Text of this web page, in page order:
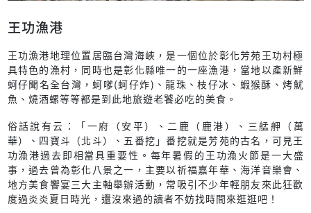
王功漁港
王功漁港地理位置居臨台灣海峽，是一個位於彰化芳苑王功村極
具特色的漁村，同時也是彰化縣唯一的一座漁港，當地以產新鮮
蚵仔聞名全台灣，蚵嗲(蚵仔炸)、龍珠、枝仔冰、蝦猴酥、烤魷
魚、燒酒螺等等都是到此地旅遊老饕必吃的美食。
俗話說有云：「一府（安平）、二鹿（鹿港）、三艋舺（萬
華）、四寶斗（北斗）、五番挖」番挖就是芳苑的古名，可見王
功漁港過去即相當具重要性。每年暑假的王功漁火節是一大盛
事，過去曾為彰化八景之一，主要以祈福嘉年華、海洋音樂會、
地方美食饗宴三大主軸舉辦活動，常吸引不少年輕朋友來此狂歡
度過炎炎夏日時光，還沒來過的讀者不妨找時間來逛逛吧！